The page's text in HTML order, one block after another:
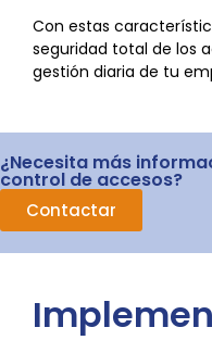
Con estas
seguridad total de los
gestión diaria de tu
¿Necesita más
control de accesos?
Contactar